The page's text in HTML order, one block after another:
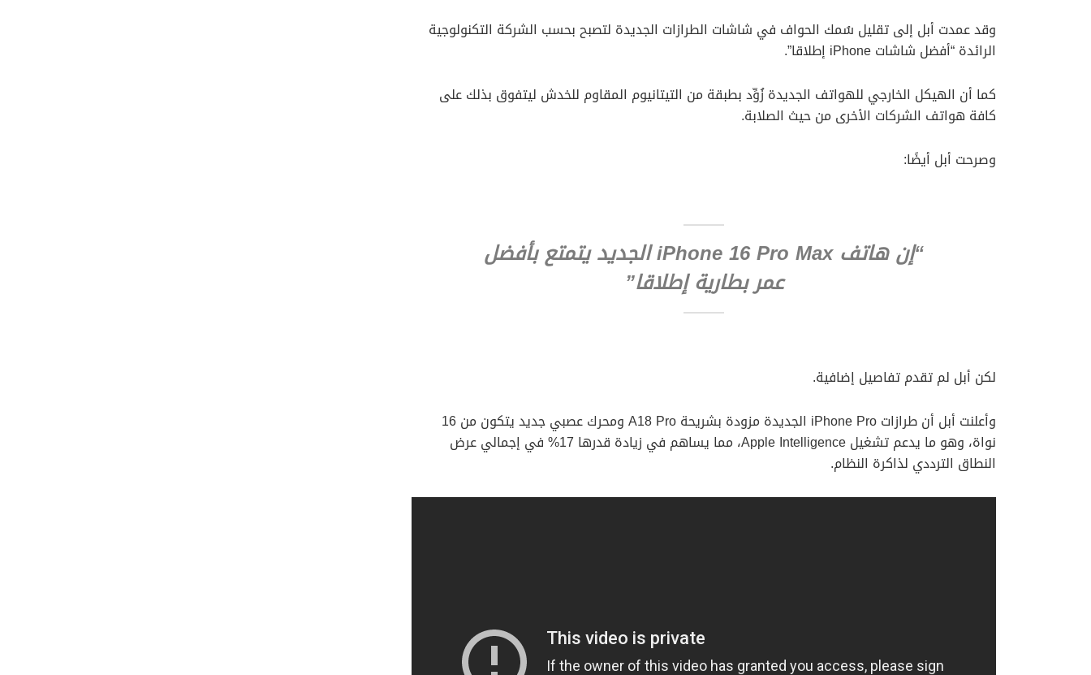
وقد عمدت أبل إلى تقليل سُمك الحواف في شاشات الطرازات الجديدة لتصبح بحسب الشركة التكنولوجية
الرائدة “أفضل شاشات iPhone إطلاقا”.
كما أن الهيكل الخارجي للهواتف الجديدة زُوِّد بطبقة من التيتانيوم المقاوم للخدش ليتفوق بذلك على
كافة هواتف الشركات الأخرى من حيث الصلابة.
وصرحت أبل أيضًا:
“إن هاتف iPhone 16 Pro Max الجديد يتمتع بأفضل
عمر بطارية إطلاقا”
لكن أبل لم تقدم تفاصيل إضافية.
وأعلنت أبل أن طرازات iPhone Pro الجديدة مزودة بشريحة A18 Pro ومحرك عصبي جديد يتكون من 16
نواة، وهو ما يدعم تشغيل Apple Intelligence، مما يساهم في زيادة قدرها 17% في إجمالي عرض
النطاق الترددي لذاكرة النظام.